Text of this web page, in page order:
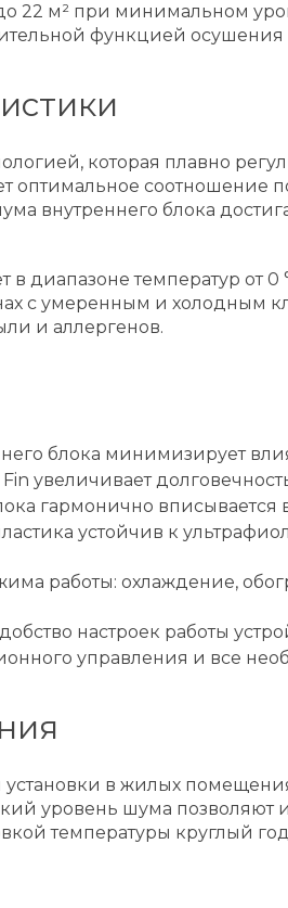
22 м² при минимальном
функцией осушения
которая плавно
оптимальное соотношение
внутреннего блока
диапазоне температур от
с умеренным и холодным
и аллергенов.
блока минимизирует
увеличивает
гармонично
устойчив к
работы: охлаждение,
настроек работы
управления и все
установки в жилых
уровень шума позволяют
температуры круглый